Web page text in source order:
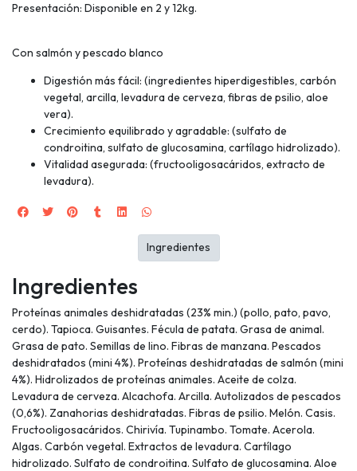
Presentación: Disponible en 2 y 12kg.
Con salmón y pescado blanco
Digestión más fácil: (ingredientes hiperdigestibles, carbón
vegetal, arcilla, levadura de cerveza, fibras de psilio, aloe
vera).
Crecimiento equilibrado y agradable: (sulfato de
condroitina, sulfato de glucosamina, cartílago hidrolizado).
Vitalidad asegurada: (fructooligosacáridos, extracto de
levadura).
Ingredientes
Proteínas animales deshidratadas (23% min.) (pollo, pato, pavo,
cerdo). Tapioca. Guisantes. Fécula de patata. Grasa de animal.
Grasa de pato. Semillas de lino. Fibras de manzana. Pescados
deshidratados (mini 4%). Proteínas deshidratadas de salmón (mini
4%). Hidrolizados de proteínas animales. Aceite de colza.
Levadura de cerveza. Alcachofa. Arcilla. Autolizados de pescados
(0,6%). Zanahorias deshidratadas. Fibras de psilio. Melón. Casis.
Fructooligosacáridos. Chirivía. Tupinambo. Tomate. Acerola.
Algas. Carbón vegetal. Extractos de levadura. Cartílago
hidrolizado. Sulfato de condroitina. Sulfato de glucosamina. Aloe
Ingredientes